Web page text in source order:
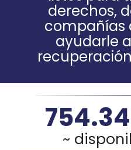
derechos,
compañías
ayudarle
~